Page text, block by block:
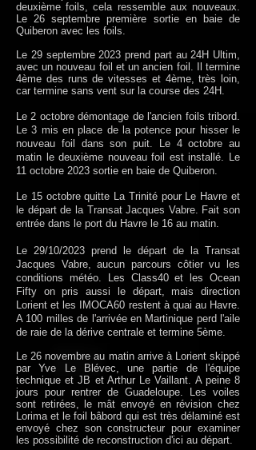
deuxième foils, cela ressemble aux nouveaux.
Le 26 septembre première sortie en baie de
Quiberon avec les foils.
Le 29 septembre 2023 prend part au 24H Ultim,
avec un nouveau foil et un ancien foil. Il termine
4ème des runs de vitesses et 4ème, très loin,
car termine sans vent sur la course des 24H.
Le 2 octobre démontage de l'ancien foils tribord.
Le 3 mis en place de la potence pour hisser le
nouveau foil dans son puit. Le 4 octobre au
matin le deuxième nouveau foil est installé. Le
11 octobre 2023 sortie en baie de Quiberon.
Le 15 octobre quitte La Trinité pour Le Havre et
le départ de la Transat Jacques Vabre. Fait son
entrée dans le port du Havre le 16 au matin.
Le 29/10/2023 prend le départ de la Transat
Jacques Vabre, aucun parcours côtier vu les
conditions météo. Les Class40 et les Ocean
Fifty on pris aussi le départ, mais direction
Lorient et les IMOCA60 restent à quai au Havre.
A 100 milles de l'arrivée en Martinique perd l'aile
de raie de la dérive centrale et termine 5ème.
Le 26 novembre au matin arrive à Lorient skippé
par Yve Le Blévec, une partie de l'équipe
technique et JB et Arthur LeVaillant. A peine 8
jours pour rentrer de Guadeloupe. Les voiles
sont retirées, le mât envoyé en révision chez
Lorima et le foil bâbord qui est très délaminé est
envoyé chez son constructeur pour examiner
les possibilité de reconstruction d'ici au départ.